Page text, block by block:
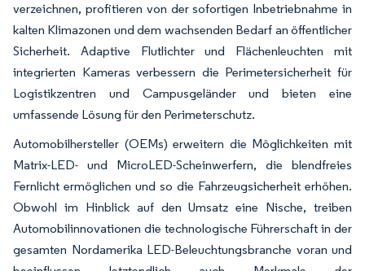
verzeichnen, profitieren von der sofortigen Inbetriebnahme in
kalten Klimazonen und dem wachsenden Bedarf an öffentlicher
Sicherheit. Adaptive Flutlichter und Flächenleuchten mit
integrierten Kameras verbessern die Perimetersicherheit für
Logistikzentren und Campusgeländer und bieten eine
umfassende Lösung für den Perimeterschutz.
Automobilhersteller (OEMs) erweitern die Möglichkeiten mit
Matrix-LED- und MicroLED-Scheinwerfern, die blendfreies
Fernlicht ermöglichen und so die Fahrzeugsicherheit erhöhen.
Obwohl im Hinblick auf den Umsatz eine Nische, treiben
Automobilinnovationen die technologische Führerschaft in der
gesamten Nordamerika LED-Beleuchtungsbranche voran und